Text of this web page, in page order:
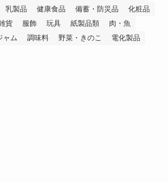
乳製品 健康食品 備蓄・防災品
化粧品
貨 服飾 玩具 紙製品類
肉・魚
ャム 調味料 野菜・きのこ
電化製品